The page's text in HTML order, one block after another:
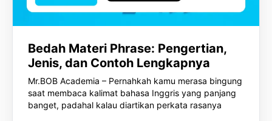
Bedah Materi Phrase: Pengertian,
Jenis, dan Contoh Lengkapnya
Mr.BOB Academia – Pernahkah kamu merasa bingung
saat membaca kalimat bahasa Inggris yang panjang
banget, padahal kalau diartikan perkata rasanya